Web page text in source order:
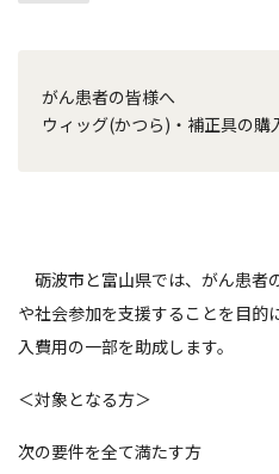
がん患者の皆様へ
ウィッグ(かつら)・補正具の購
砺波市と富山県では、がん患者
や社会参加を支援することを目的
入費用の一部を助成します。
＜対象となる方＞
次の要件を全て満たす方